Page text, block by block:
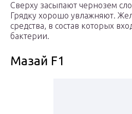
Сверху засыпают чернозем
Грядку хорошо увлажняют.
средства, в состав которых
бактерии.
Мазай F1